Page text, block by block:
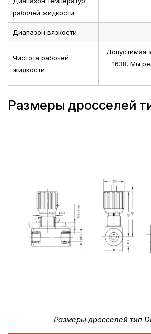
рабочей жидкости
Диапазон вязкости
Чистота рабочей
жидкости
Допустимая
1638. Мы
Размеры дросселей
Размеры дросселей тип